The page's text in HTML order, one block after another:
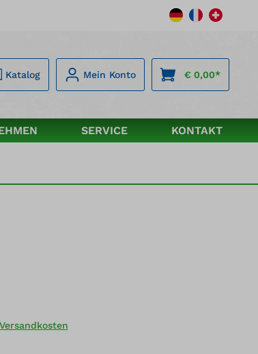
Katalog Mein Konto € 0,00*
SERVICE KONTAKT